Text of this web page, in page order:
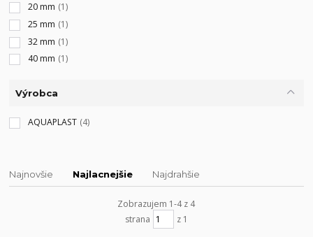
20 mm (1)
25 mm (1)
32 mm (1)
40 mm (1)
Výrobca
AQUAPLAST (4)
Najnovšie Najlacnejšie Najdrahšie
Zobrazujem 1-4 z 4
strana
z 1